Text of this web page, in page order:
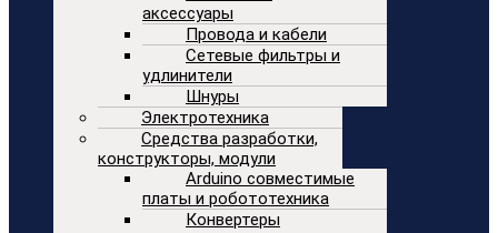
аксессуары
Провода и кабели
Сетевые фильтры и
удлинители
Шнуры
Электротехника
Средства разработки,
конструкторы, модули
Arduino совместимые
платы и робототехника
Конвертеры